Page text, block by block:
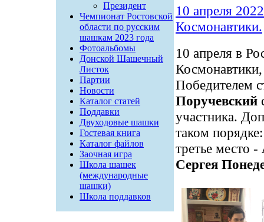
Президент
Чемпионат Ростовской
области по русским
шашкам 2023 года
Фотоальбомы
Донской Шашечный
Листок
Партии
Новости
Каталог статей
Поддавки
Двуходовые шашки
Гостевая книга
Каталог файлов
Заочная игра
Школа шашек
(международные
шашки)
Школа поддавков
10 апреля
Космонавтики.
10 апреля в
Победителем
Поручевский
участника.
таком
третье место -
Сергея